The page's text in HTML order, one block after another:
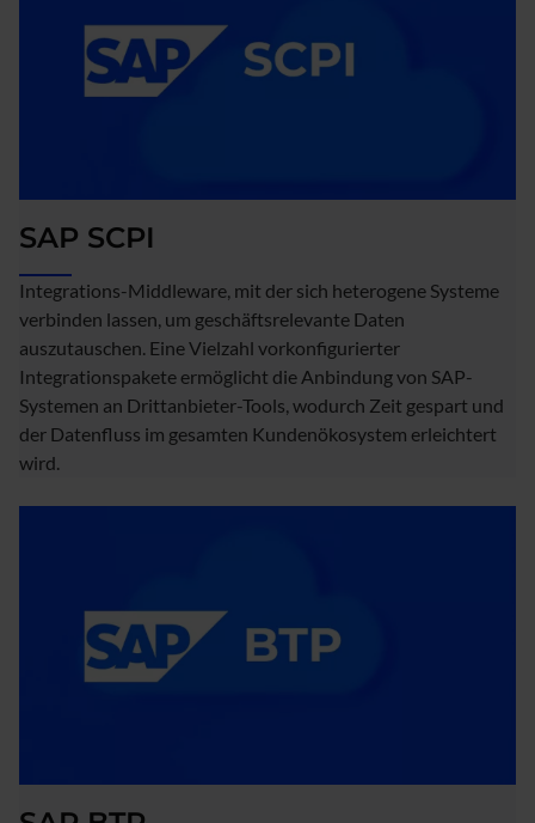
SAP SCPI
Integrations-Middleware, mit der sich heterogene Systeme
verbinden lassen, um geschäftsrelevante Daten
auszutauschen. Eine Vielzahl vorkonfigurierter
Integrationspakete ermöglicht die Anbindung von SAP-
Systemen an Drittanbieter-Tools, wodurch Zeit gespart und
der Datenfluss im gesamten Kundenökosystem erleichtert
wird.